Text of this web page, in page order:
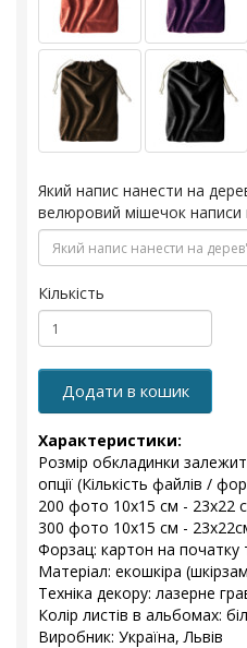
Який напис нанести на
велюровий мішечок
Кількість
Додати в кошик
Характеристики:
Розмір обкладинки
опції (Кількість файлів /
200 фото 10х15 см - 23х22
300 фото 10х15 см -
Форзац: картон на початку
Матеріал: екошкіра
Техніка декору: лазерне
Колір листів в альбомах:
Виробник: Україна, Львів